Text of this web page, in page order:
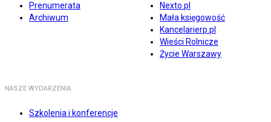
Prenumerata
Archiwum
Nexto.pl
Mała księgowość
Kancelarierp.pl
Wieści Rolnicze
Życie Warszawy
NASZE WYDARZENIA
Szkolenia i konferencje